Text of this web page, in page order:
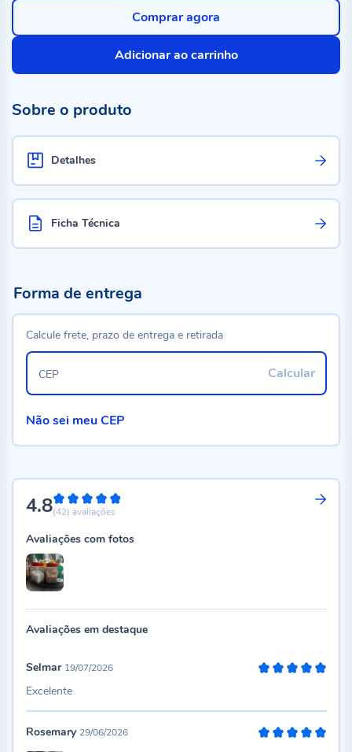
Adicionar ao carrinho
Comprar agora
Sobre o produto
Detalhes
Ficha Técnica
4.896%
(42) avaliações
Avaliações com fotos
Avaliações em destaque
Selmar 19/07/2026
Excelente
Rosemary 29/06/2026
Forma de entrega
Calcule frete, prazo de entrega e retirada
Calcular
CEP
Não sei meu CEP